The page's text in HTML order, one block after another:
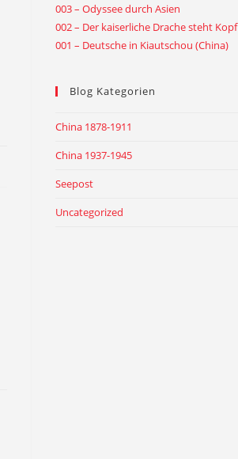
003 – Odyssee durch Asien
002 – Der kaiserliche Drache steht Kopf
001 – Deutsche in Kiautschou (China)
Blog Kategorien
China 1878-1911
China 1937-1945
Seepost
Uncategorized